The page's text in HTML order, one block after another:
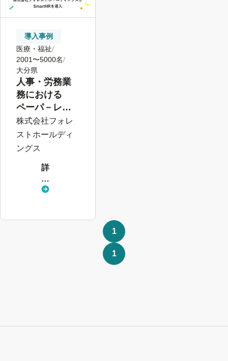
導入事例
医療・福祉
2001〜5000名
大分県
人事・労務業
務における
ペーパ－レス
化を通じて、
DXを後押し
株式会社フォレ
ストホールディ
ングス
詳
し
く
1
1